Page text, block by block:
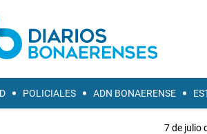
POLICIALES ADN BONAERENSE
7 de julio